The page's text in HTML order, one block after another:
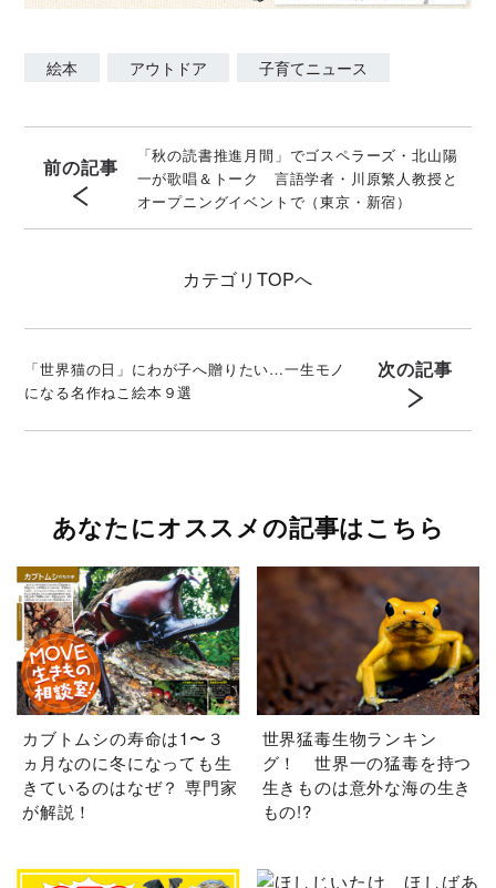
絵本 アウトドア 子育てニュース
前の記事
「秋の読書推進月間」でゴスペラーズ・北山陽
一が歌唱＆トーク 言語学者・川原繁人教授と
オープニングイベントで（東京・新宿）
カテゴリ TOPへ
「世界猫の日」にわが子へ贈りたい…一生モノ
になる名作ねこ絵本９選
次の記事
あなたにオススメの記事はこちら
カブトムシの寿命は1〜３
ヵ月なのに冬になっても生
きているのはなぜ？ 専門家
が解説！
世界猛毒生物ランキン
グ！ 世界一の猛毒を持つ
生きものは意外な海の生き
もの!?